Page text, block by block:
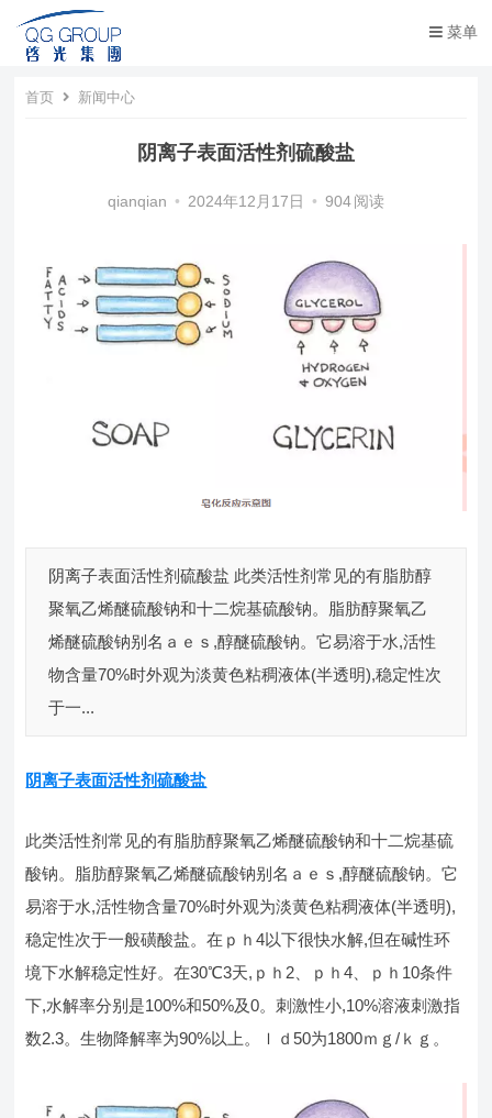
菜单
首页 新闻中心
阴离子表面活性剂硫酸盐
qianqian • 2024年12月17日 • 904 阅读
阴离子表面活性剂硫酸盐 此类活性剂常见的有脂肪醇
聚氧乙烯醚硫酸钠和十二烷基硫酸钠。脂肪醇聚氧乙
烯醚硫酸钠别名ａｅｓ,醇醚硫酸钠。它易溶于水,活性
物含量70%时外观为淡黄色粘稠液体(半透明),稳定性次
于一...
阴离子表面活性剂硫酸盐
此类活性剂常见的有脂肪醇聚氧乙烯醚硫酸钠和十二烷基硫
酸钠。脂肪醇聚氧乙烯醚硫酸钠别名ａｅｓ,醇醚硫酸钠。它
易溶于水,活性物含量70%时外观为淡黄色粘稠液体(半透明),
稳定性次于一般磺酸盐。在ｐｈ4以下很快水解,但在碱性环
境下水解稳定性好。在30℃3天,ｐｈ2、ｐｈ4、ｐｈ10条件
下,水解率分别是100%和50%及0。刺激性小,10%溶液刺激指
数2.3。生物降解率为90%以上。ｌｄ50为1800ｍｇ/ｋｇ。